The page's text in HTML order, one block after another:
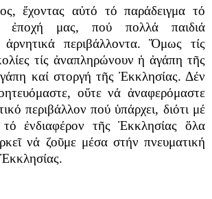
ἔχοντας αὐτό τό παράδειγμα τό
ἐποχή μας, πού πολλά παιδιά
περιβάλλοντα. Ὅμως τίς
τίς ἀναπληρώνουν ἡ ἀγάπη τῆς
καί στοργή τῆς Ἐκκλησίας. Δέν
οὔτε νά ἀναφερόμαστε
περιβάλλον πού ὑπάρχει, διότι μέ
ἐνδιαφέρον τῆς Ἐκκλησίας ὅλα
νά ζοῦμε μέσα στήν πνευματική